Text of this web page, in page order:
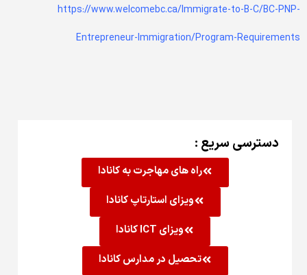
دسترسی سریع :
راه های مهاجرت به کانادا
ویزای استارتاپ کانادا
ویزای ICT کانادا
تحصیل در مدارس کانادا
https://www.welcomebc.ca/Immigrate-to-B-C/BC-PNP-
Entrepreneur-Immigration/Program-Requirements